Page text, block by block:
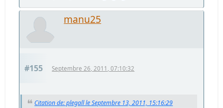
manu25
#155 Septembre 26, 2011, 07:10:32
Citation de: plegall le Septembre 13, 2011, 15:16:29